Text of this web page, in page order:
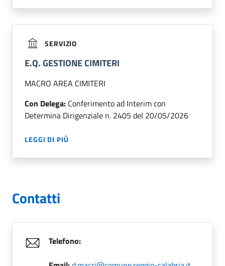
SERVIZIO
E.Q. GESTIONE CIMITERI
MACRO AREA CIMITERI
Con Delega: Conferimento ad Interim con
Determina Dirigenziale n. 2405 del 20/05/2026
LEGGI DI PIÙ
Contatti
Telefono: